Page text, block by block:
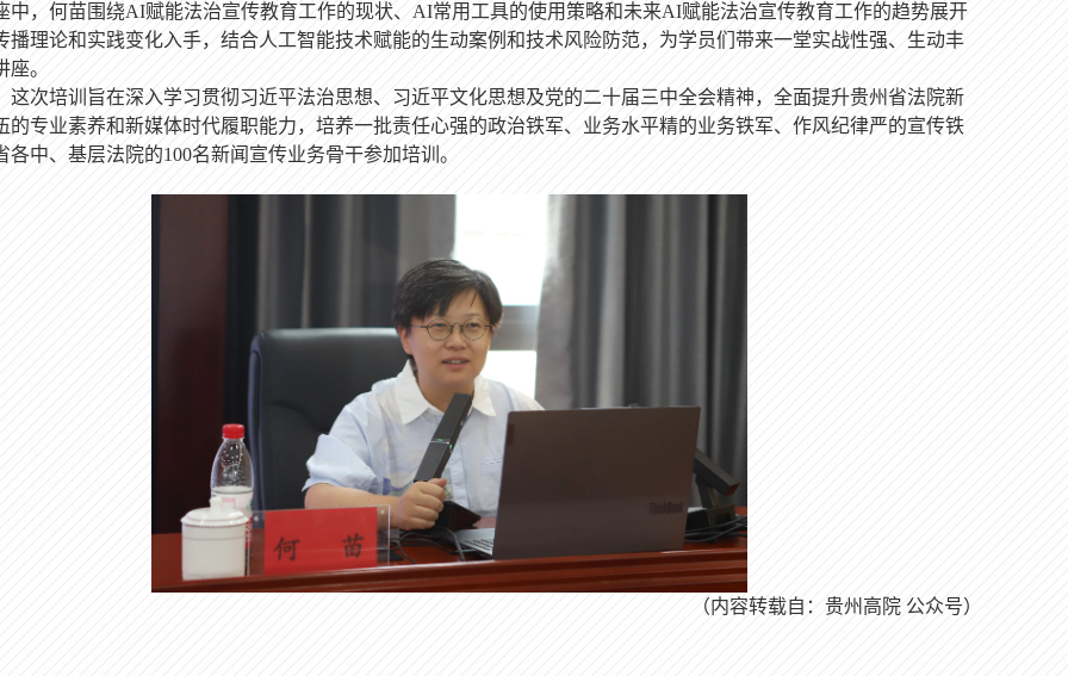
中，何苗围绕AI赋能法治宣传教育工作的现状、AI常用工具的使用策略和未来AI赋能法治宣传教育工作的趋势展开
播理论和实践变化入手，结合人工智能技术赋能的生动案例和技术风险防范，为学员们带来一堂实战性强、生动丰
。
这次培训旨在深入学习贯彻习近平法治思想、习近平文化思想及党的二十届三中全会精神，全面提升贵州省法院新
的专业素养和新媒体时代履职能力，培养一批责任心强的政治铁军、业务水平精的业务铁军、作风纪律严的宣传铁
各中、基层法院的100名新闻宣传业务骨干参加培训。
（内容转载自：贵州高院 公众号）